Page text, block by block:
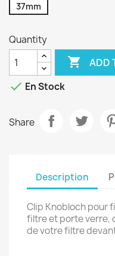
37mm
Quantity
 ADD
 En Stock
Share
Description
Clip Knobloch pour
filtre et porte verre,
de votre filtre